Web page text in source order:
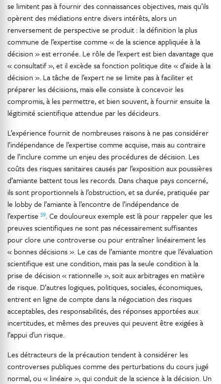
se limitent pas à fournir des connaissances objectives, mais qu’ils
opèrent des médiations entre divers intérêts, alors un
renversement de perspective se produit : la définition la plus
commune de l’expertise comme « de la science appliquée à la
décision » est erronée. Le rôle de l’expert est bien davantage que
« consultatif », et il excède sa fonction politique dite « d’aide à la
décision ». La tâche de l’expert ne se limite pas à faciliter et
préparer les décisions, mais elle consiste à concevoir les
compromis, à les permettre, et bien souvent, à fournir ensuite la
légitimité scientifique attendue par les décideurs.
L’expérience fournit de nombreuses raisons à ne pas considérer
l’indépendance de l’expertise comme acquise, mais au contraire
de l’inclure comme un enjeu des procédures de décision. Les
coûts des risques sanitaires causés par l’exposition aux poussières
d’amiante battent tous les records. Dans chaque pays concerné,
ils sont proportionnels à l’obstruction, et sa durée, pratiquée par
le lobby de l’amiante à l’encontre de l’indépendance de
l’expertise 59. Ce douloureux exemple est là pour rappeler que les
preuves scientifiques ne sont pas nécessairement suffisantes
pour clore une controverse ou pour entraîner linéairement les
« bonnes décisions ». Le cas de l’amiante montre que l’évaluation
scientifique est une condition, mais pas la seule condition à la
prise de décision « rationnelle », soit aux arbitrages en matière
de risque. D’autres logiques, politiques, sociales, économiques,
entrent en ligne de compte dans la négociation des risques
acceptables, des responsabilités, des réponses apportées aux
incertitudes, et mêmes des preuves qui peuvent être exigées à
l’appui d’un risque.
Les détracteurs de la précaution tendent à considérer les
controverses publiques comme des perturbations du cours jugé
normal, ou « linéaire », qui conduit de la science à la décision. Un